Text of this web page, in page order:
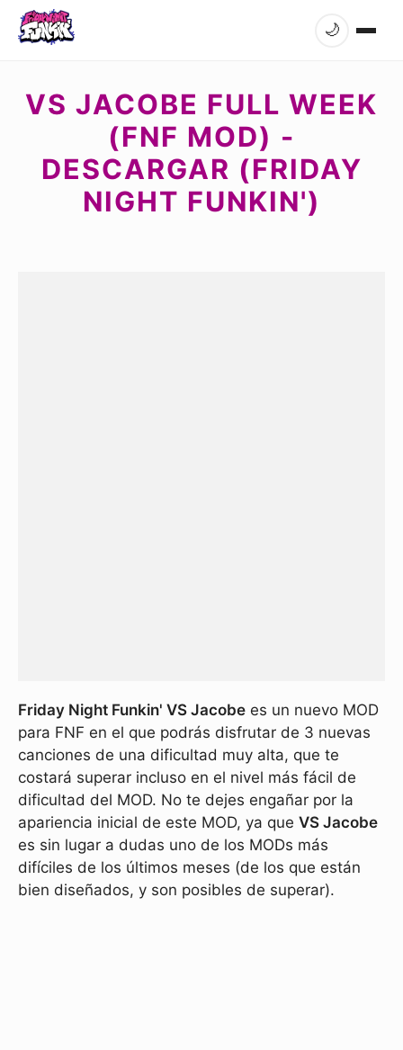
🌙
VS JACOBE FULL WEEK
(FNF MOD) -
DESCARGAR (FRIDAY
NIGHT FUNKIN')
Friday Night Funkin' VS Jacobe es un nuevo MOD
para FNF en el que podrás disfrutar de 3 nuevas
canciones de una dificultad muy alta, que te
costará superar incluso en el nivel más fácil de
dificultad del MOD. No te dejes engañar por la
apariencia inicial de este MOD, ya que VS Jacobe
es sin lugar a dudas uno de los MODs más
difíciles de los últimos meses (de los que están
bien diseñados, y son posibles de superar).